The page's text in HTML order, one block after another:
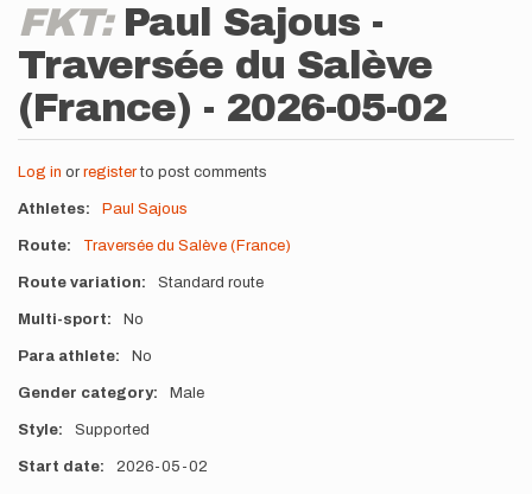
FKT: Paul Sajous -
Traversée du Salève
(France) - 2026-05-02
Log in or registerto post comments
Athletes Paul Sajous
Route Traversée du Salève (France)
Route variation Standard route
Multi-sport No
Para athlete No
Gender category Male
Style Supported
Start date 2026-05-02